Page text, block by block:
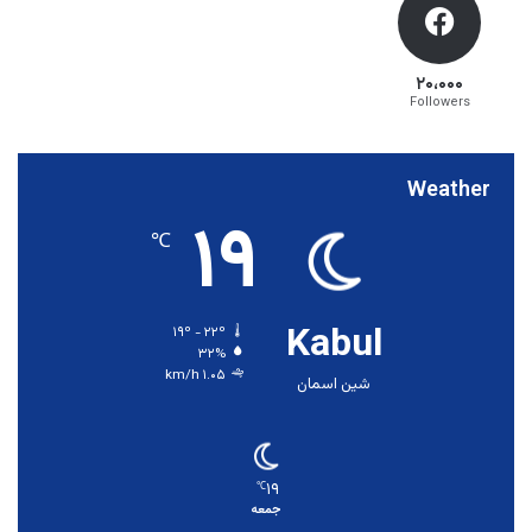
۲۰،۰۰۰
Followers
Weather
Kabul
شین اسمان
۱۹ ℃
۳۲%
۱.۰۵ km/h
۱۹℃
جمعه